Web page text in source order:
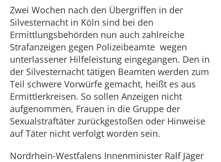
Zwei Wochen nach den Übergriffen in der
Silvesternacht in Köln sind bei den
Ermittlungsbehörden nun auch zahlreiche
Strafanzeigen gegen Polizeibeamte wegen
unterlassener Hilfeleistung eingegangen. Den in
der Silvesternacht tätigen Beamten werden zum
Teil schwere Vorwürfe gemacht, heißt es aus
Ermittlerkreisen. So sollen Anzeigen nicht
aufgenommen, Frauen in die Gruppe der
Sexualstraftäter zurückgestoßen oder Hinweise
auf Täter nicht verfolgt worden sein.
Nordrhein-Westfalens Innenminister Ralf Jäger